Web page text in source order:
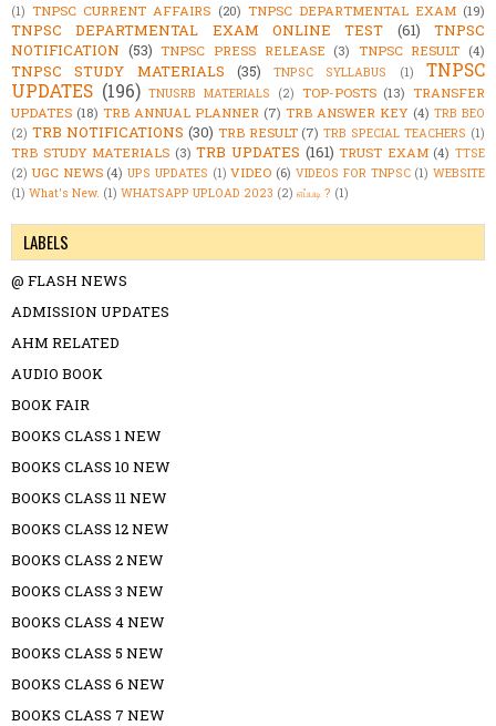
(1) TNPSC CURRENT AFFAIRS (20) TNPSC DEPARTMENTAL EXAM (19)
TNPSC DEPARTMENTAL EXAM ONLINE TEST (61)
TNPSC
NOTIFICATION (53) TNPSC PRESS RELEASE (3) TNPSC RESULT (4)
TNPSC STUDY MATERIALS (35) TNPSC SYLLABUS (1)
TNPSC
UPDATES (196) TNUSRB MATERIALS (2) TOP-POSTS (13) TRANSFER
UPDATES (18) TRB ANNUAL PLANNER (7) TRB ANSWER KEY (4) TRB BEO
(2) TRB NOTIFICATIONS (30) TRB RESULT (7) TRB SPECIAL TEACHERS (1)
TRB STUDY MATERIALS (3) TRB UPDATES (161) TRUST EXAM (4) TTSE
(2) UGC NEWS (4) UPS UPDATES (1) VIDEO (6) VIDEOS FOR TNPSC (1) WEBSITE
(1) What's New. (1) WHATSAPP UPLOAD 2023 (2) எப்படி ? (1)
LABELS
@ FLASH NEWS
ADMISSION UPDATES
AHM RELATED
AUDIO BOOK
BOOK FAIR
BOOKS CLASS 1 NEW
BOOKS CLASS 10 NEW
BOOKS CLASS 11 NEW
BOOKS CLASS 12 NEW
BOOKS CLASS 2 NEW
BOOKS CLASS 3 NEW
BOOKS CLASS 4 NEW
BOOKS CLASS 5 NEW
BOOKS CLASS 6 NEW
BOOKS CLASS 7 NEW